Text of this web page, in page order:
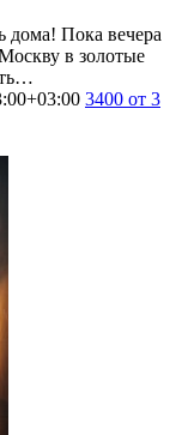
дома! Пока вечера
в золотые
3400 от 3